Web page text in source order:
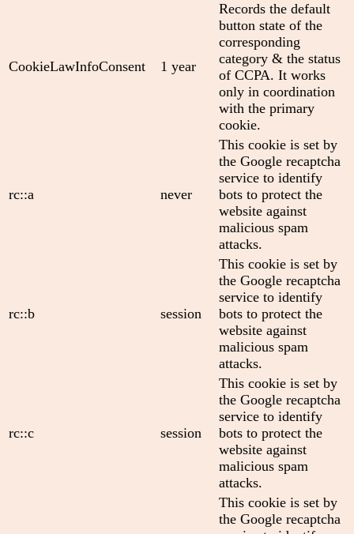
CookieLawInfoConsent 1 year
Records the default
button state of the
corresponding
category & the status
of CCPA. It works
only in coordination
with the primary
cookie.
rc::a never
This cookie is set by
the Google recaptcha
service to identify
bots to protect the
website against
malicious spam
attacks.
rc::b session
This cookie is set by
the Google recaptcha
service to identify
bots to protect the
website against
malicious spam
attacks.
rc::c session
This cookie is set by
the Google recaptcha
service to identify
bots to protect the
website against
malicious spam
attacks.
This cookie is set by
the Google recaptcha